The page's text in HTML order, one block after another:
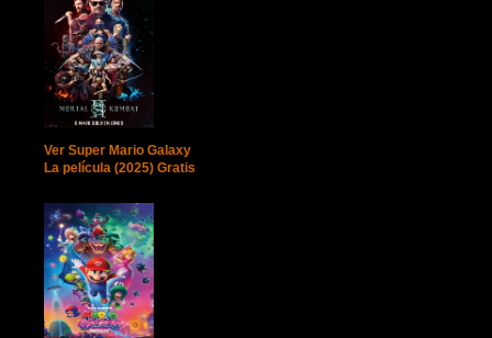
Ver Super Mario Galaxy
La película (2025) Gratis